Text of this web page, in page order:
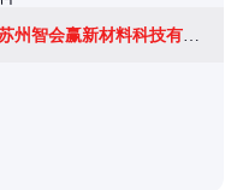
苏州智会赢新材料科技有限公司